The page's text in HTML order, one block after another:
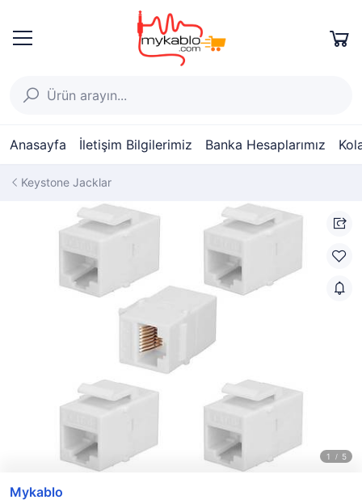
Anasayfa İletişim Bilgilerimiz Banka Hesaplarımız
Keystone Jacklar
Mykablo